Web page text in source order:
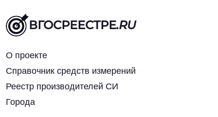
ВГОСРЕЕСТРЕ.RU
О проекте
Справочник средств измерений
Реестр производителей СИ
Города